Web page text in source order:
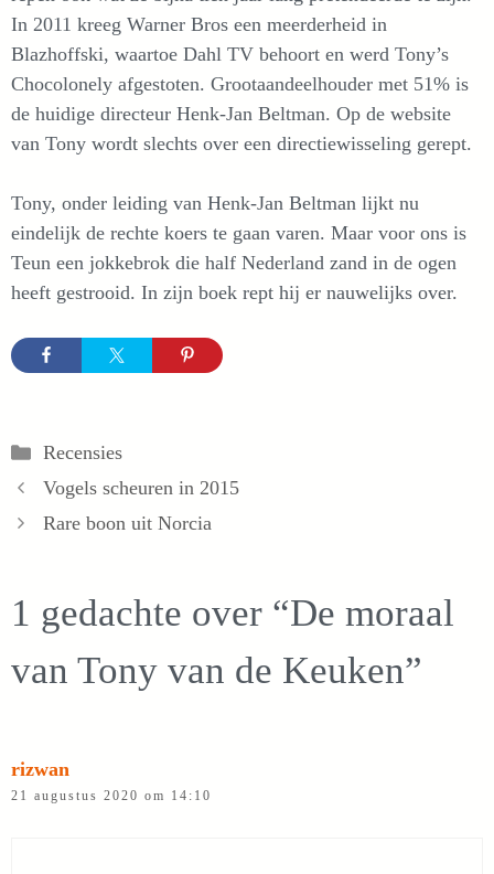
In 2011 kreeg Warner Bros een meerderheid in
Blazhoffski, waartoe Dahl TV behoort en werd Tony’s
Chocolonely afgestoten. Grootaandeelhouder met 51% is
de huidige directeur Henk-Jan Beltman. Op de website
van Tony wordt slechts over een directiewisseling gerept.
Tony, onder leiding van Henk-Jan Beltman lijkt nu
eindelijk de rechte koers te gaan varen. Maar voor ons is
Teun een jokkebrok die half Nederland zand in de ogen
heeft gestrooid. In zijn boek rept hij er nauwelijks over.
Categorieën
Recensies
Vogels scheuren in 2015
Rare boon uit Norcia
1 gedachte over “De moraal
van Tony van de Keuken”
rizwan
21 augustus 2020 om 14:10